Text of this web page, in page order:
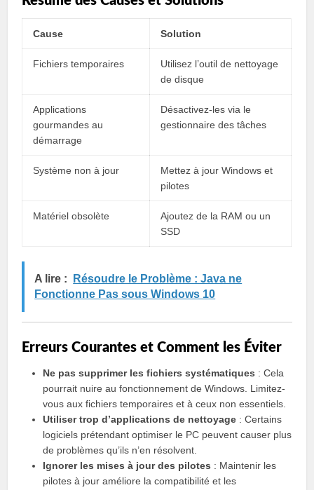
Cause Solution
Fichiers temporaires
Utilisez l’outil de nettoyage
de disque
Applications
gourmandes au
démarrage
Désactivez-les via le
gestionnaire des tâches
Système non à jour
Mettez à jour Windows et
pilotes
Matériel obsolète
Ajoutez de la RAM ou un
SSD
A lire :
Résoudre le Problème : Java ne
Fonctionne Pas sous Windows 10
Erreurs Courantes et Comment les Éviter
Ne pas supprimer les fichiers systématiques : Cela
pourrait nuire au fonctionnement de Windows. Limitez-
vous aux fichiers temporaires et à ceux non essentiels.
Utiliser trop d’applications de nettoyage : Certains
logiciels prétendant optimiser le PC peuvent causer plus
de problèmes qu’ils n’en résolvent.
Ignorer les mises à jour des pilotes : Maintenir les
pilotes à jour améliore la compatibilité et les